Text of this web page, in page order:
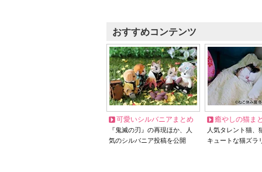
おすすめコンテンツ
可愛いシルバニアまとめ
『鬼滅の刃』の再現ほか、人
気のシルバニア投稿を公開
癒やしの猫ま
人気タレント猫
キュートな猫ズラ